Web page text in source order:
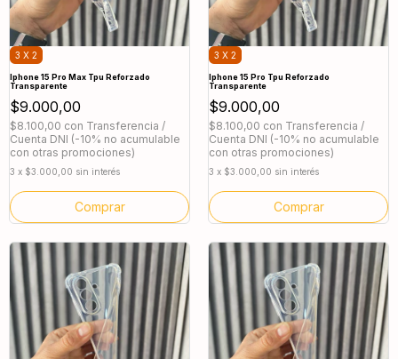
3 X 2
Iphone 15 Pro Max Tpu Reforzado
Transparente
$9.000,00
$8.100,00 con Transferencia /
Cuenta DNI (-10% no acumulable
con otras promociones)
3 x $3.000,00 sin interés
3 X 2
Iphone 15 Pro Tpu Reforzado
Transparente
$9.000,00
$8.100,00 con Transferencia /
Cuenta DNI (-10% no acumulable
con otras promociones)
3 x $3.000,00 sin interés